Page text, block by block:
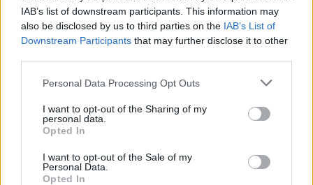
IAB’s list of downstream participants. This information may
also be disclosed by us to third parties on the IAB’s List of
Downstream Participants that may further disclose it to other
Personal Data Processing Opt Outs
I want to opt-out of the Sharing of my
personal data.
Opted In
I want to opt-out of the Sale of my
Personal Data.
Opted In
Commenti
articolo.
L'email è richiesta ma non verrà mostrata ai visitatori. Il contenuto di questo
commento esprime il pensiero dell'autore e non rappresenta la linea editoriale
commenti non sono testi giornalistici, ma post inviati dai singoli lettori che
possono essere automaticamente pubblicati senza filtro preventivo. I commenti
che includano uno o più link a siti esterni verranno rimossi in automatico dal